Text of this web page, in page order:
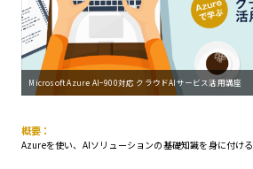
Microsoft Azure AI−900対応 クラウドAIサービス活用講座
概要：
Azureを使い、AIソリューションの基礎知識を身に付ける